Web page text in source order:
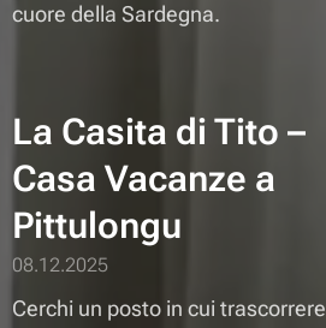
cuore della Sardegna.
La Casita di Tito –
Casa Vacanze a
Pittulongu
08.12.2025
Cerchi un posto in cui trascorrere